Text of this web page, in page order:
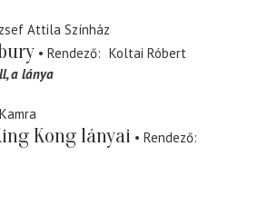
Attila Színház
Rendező
Koltai Róbert
a lánya
Kamra
Kong lányai
Rendező